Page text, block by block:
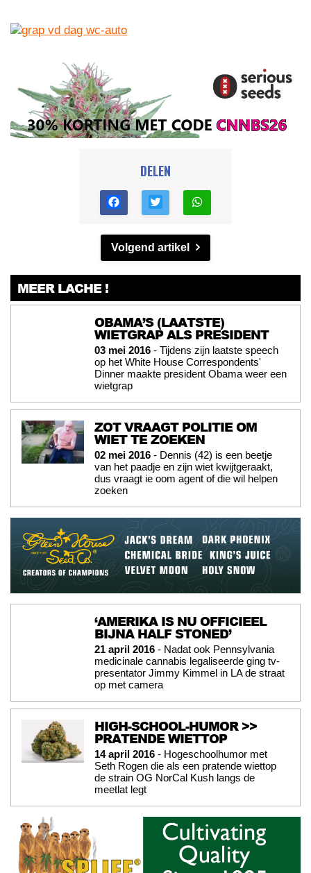
DELEN
Volgend artikel
MEER LACHE !
OBAMA’S (LAATSTE)
WIETGRAP ALS PRESIDENT
03 mei 2016 - Tijdens zijn laatste speech
op het White House Correspondents'
Dinner maakte president Obama weer een
wietgrap
ZOT VRAAGT POLITIE OM
WIET TE ZOEKEN
02 mei 2016 - Dennis (42) is een beetje
van het paadje en zijn wiet kwijtgeraakt,
dus vraagt ie oom agent of die wil helpen
zoeken
‘AMERIKA IS NU OFFICIEEL
BIJNA HALF STONED’
21 april 2016 - Nadat ook Pennsylvania
medicinale cannabis legaliseerde ging tv-
presentator Jimmy Kimmel in LA de straat
op met camera
HIGH-SCHOOL-HUMOR >>
PRATENDE WIETTOP
14 april 2016 - Hogeschoolhumor met
Seth Rogen die als een pratende wiettop
de strain OG NorCal Kush langs de
meetlat legt